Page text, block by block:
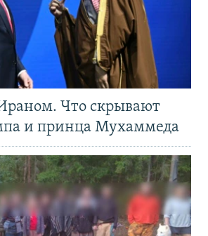
Что скрывают
и принца Мухаммеда